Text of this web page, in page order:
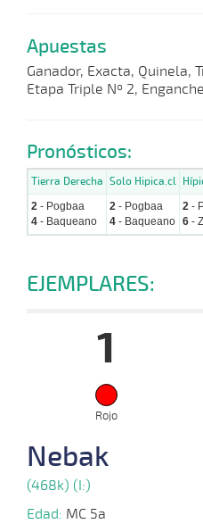
Apuestas
Ganador, Exacta, Quinela,
Etapa Triple Nº 2,
Pronósticos:
Tierra Derecha Solo Hipica.cl
2 - Pogbaa
4 - Baqueano
2 - Pogbaa
4 - Baqueano
2 -
6 -
EJEMPLARES:
1
Rojo
Nebak
(468k) (I:)
Edad: MC 5a